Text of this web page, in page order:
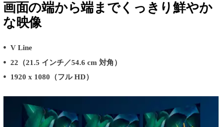
画面の端から端までくっきり鮮やか
な映像
V Line
22（21.5 インチ／54.6 cm 対角）
1920 x 1080（フル HD）